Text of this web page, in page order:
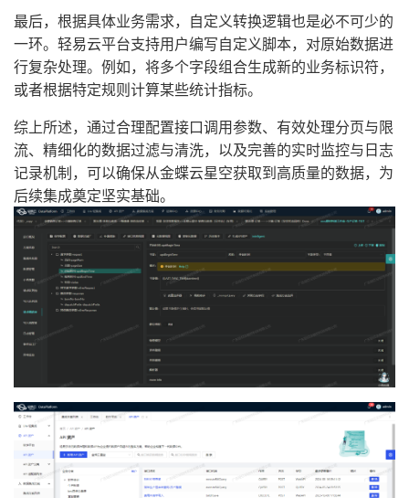
最后，根据具体业务需求，自定义转换逻辑也是必不可少的
一环。轻易云平台支持用户编写自定义脚本，对原始数据进
行复杂处理。例如，将多个字段组合生成新的业务标识符，
或者根据特定规则计算某些统计指标。
综上所述，通过合理配置接口调用参数、有效处理分页与限
流、精细化的数据过滤与清洗，以及完善的实时监控与日志
记录机制，可以确保从金蝶云星空获取到高质量的数据，为
后续集成奠定坚实基础。